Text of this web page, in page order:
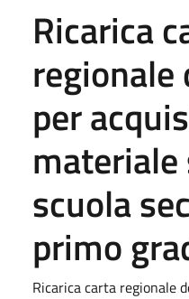
Ricarica
regionale
per
scuola
primo
Ricarica carta regionale